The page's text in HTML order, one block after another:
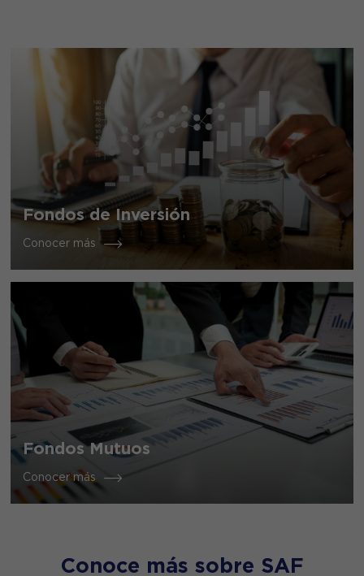
Fondos de Inversión
Conocer más
Fondos Mutuos
Conocer más
Conoce más sobre SAF